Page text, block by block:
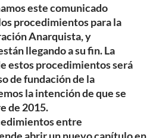
este comunicado
procedimientos para la
Anarquista, y
llegando a su fin. La
estos procedimientos será
de fundación de la
la intención de que se
de 2015.
entre